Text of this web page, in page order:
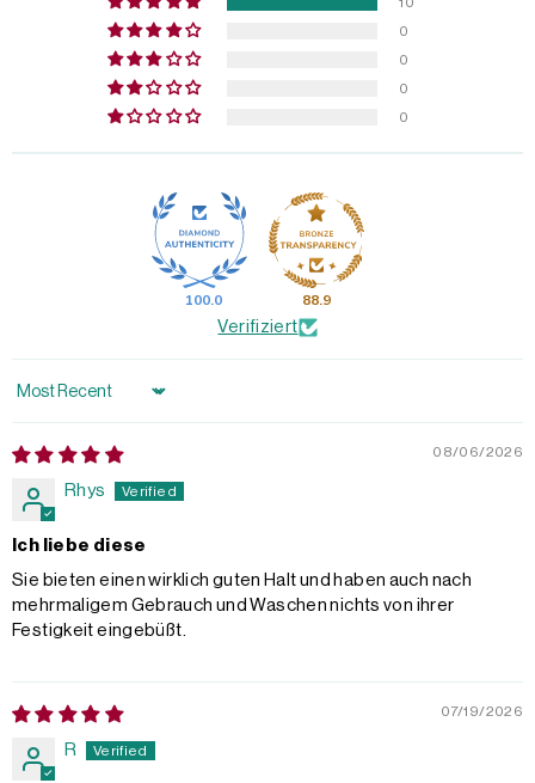
0
0
0
0
100.0 88.9
Verifiziert
Sort by
08/06/2026
Rhys
Ich liebe diese
Sie bieten einen wirklich guten Halt und haben auch nach
mehrmaligem Gebrauch und Waschen nichts von ihrer
Festigkeit eingebüßt.
07/19/2026
R